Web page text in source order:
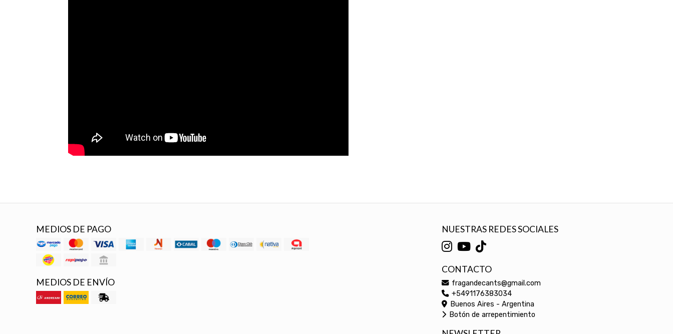
MEDIOS DE PAGO
MEDIOS DE ENVÍO
NUESTRAS REDES SOCIALES
CONTACTO
fragandecants@gmail.com
+5491176383034
Buenos Aires - Argentina
Botón de arrepentimiento